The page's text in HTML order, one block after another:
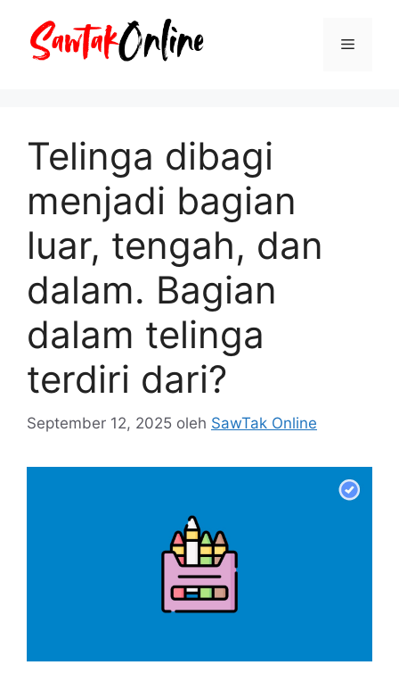
Menu
Telinga dibagi
menjadi bagian
luar, tengah, dan
dalam. Bagian
dalam telinga
terdiri dari?
September 12, 2025 oleh SawTak Online